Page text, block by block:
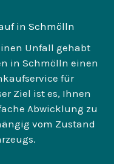
in Schmölln
Unfall gehabt
in Schmölln einen
für
Ziel ist es, Ihnen
Abwicklung zu
vom Zustand